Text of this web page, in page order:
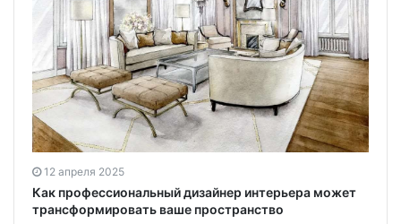
12 апреля 2025
Как профессиональный дизайнер интерьера может
трансформировать ваше пространство